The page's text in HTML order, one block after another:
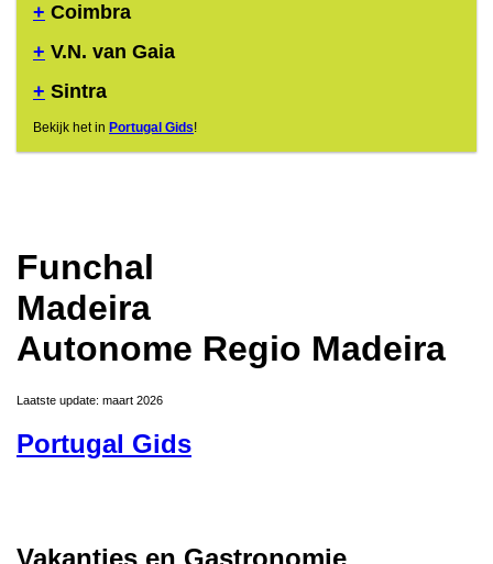
+ Coimbra
+ V.N. van Gaia
+ Sintra
Bekijk het in Portugal Gids!
Funchal
Madeira
Autonome Regio Madeira
Laatste update: maart 2026
Portugal Gids
Vakanties en Gastronomie